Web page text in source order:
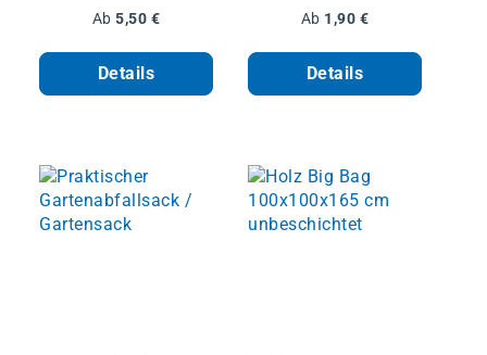
Regulärer Preis:
Ab5,50 €
Details
Regulärer Preis:
Ab 1,90 €
Details